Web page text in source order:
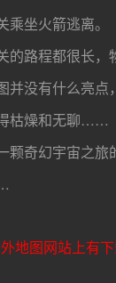
坐火箭逃离。
的路程都很长
并没有什么亮点
枯燥和无聊……
颗奇幻宇宙之
地图网站上有